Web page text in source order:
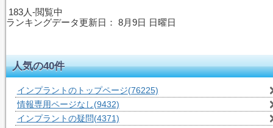
183人-閲覧中
ランキングデータ更新日： 8月9日 日曜日
人気の40件
インプラントのトップページ(76225)
情報専用ページなし(9432)
インプラントの疑問(4371)